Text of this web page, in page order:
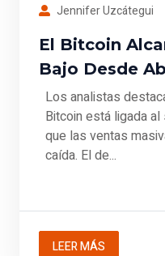
Jennifer Uzcátegui
El Bitcoin
Bajo Desde
Los analistas
Bitcoin está ligada
que las ventas
caída. El de...
LEER MÁS